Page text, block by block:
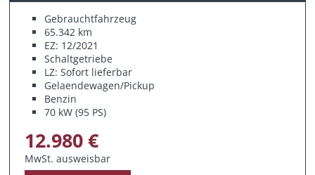
Gebrauchtfahrzeug
65.342 km
EZ: 12/2021
Schaltgetriebe
LZ: Sofort lieferbar
Gelaendewagen/Pickup
Benzin
70 kW (95 PS)
12.980 €
MwSt. ausweisbar